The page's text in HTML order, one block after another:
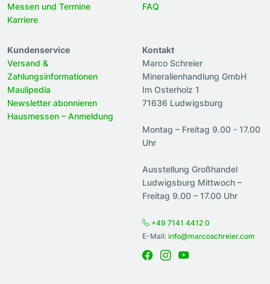
Messen und Termine
Karriere
FAQ
Kundenservice
Versand &
Zahlungsinformationen
Maulipedia
Newsletter abonnieren
Hausmessen – Anmeldung
Kontakt
Marco Schreier
Mineralienhandlung GmbH
Im Osterholz 1
71636 Ludwigsburg
Montag – Freitag 9.00 - 17.00
Uhr
Ausstellung Großhandel
Ludwigsburg Mittwoch –
Freitag 9.00 – 17.00 Uhr
+49 7141 4412 0
E-Mail: info@marcoschreier.com